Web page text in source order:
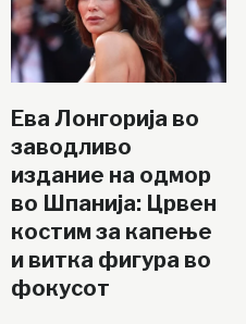
Ева Лонгорија во
заводливо
издание на одмор
во Шпанија: Црвен
костим за капење
и витка фигура во
фокусот